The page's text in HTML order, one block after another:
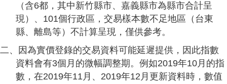
（含6都，其中新竹縣市、嘉義縣市為縣市合計呈
現）、101個行政區，交易樣本數不足地區（台東
縣、離島等）不計算呈現，僅供參考。
二、因為實價登錄的交易資料可能延遲提供，因此指數
資料會有3個月的微幅調整期。例如2019年10月的指
數，在2019年11月、2019年12月更新資料時，數值